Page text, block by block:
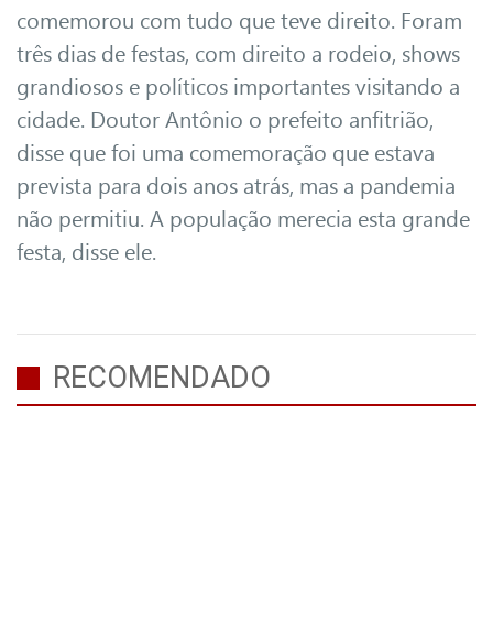
comemorou com tudo que teve direito. Foram
três dias de festas, com direito a rodeio, shows
grandiosos e políticos importantes visitando a
cidade. Doutor Antônio o prefeito anfitrião,
disse que foi uma comemoração que estava
prevista para dois anos atrás, mas a pandemia
não permitiu. A população merecia esta grande
festa, disse ele.
RECOMENDADO